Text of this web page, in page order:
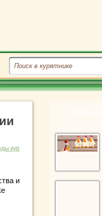
кур
и